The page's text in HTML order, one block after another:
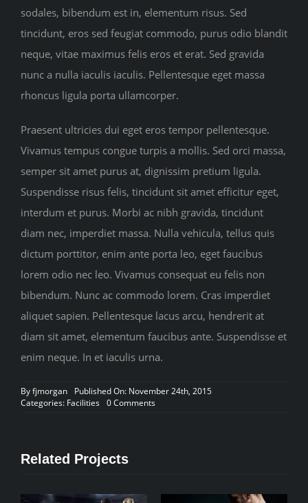
sodales, bibendum est in, elementum risus. Sed
tincidunt, eros sed feugiat commodo, purus odio blandit
neque, vitae maximus felis eros et erat. Sed gravida
nunc a nulla iaculis iaculis. Pellentesque eget massa
rhoncus ligula porta ullamcorper.
Praesent ultricies dui eget eros tempor pellentesque.
Vivamus tempus congue turpis a mollis. Sed orci massa,
semper sit amet purus at, dignissim pretium ligula.
Suspendisse risus felis, tincidunt sit amet efficitur eget,
interdum et purus. Morbi ac nibh gravida, tincidunt
diam nec, imperdiet massa. Nulla vehicula, tellus quis
dictum porttitor, enim ante porta leo, eget faucibus
lorem odio nec leo. Vivamus consequat eu felis non
bibendum. Nunc ac commodo lorem. Cras imperdiet
aliquet sapien. Pellentesque lacus arcu, hendrerit at
diam sit amet, elementum faucibus ante. Suspendisse et
enim neque. In et iaculis urna.
Byfjmorgan
Published On: November 24th, 2015
Categories: Facilities 0 Comments
Related Projects